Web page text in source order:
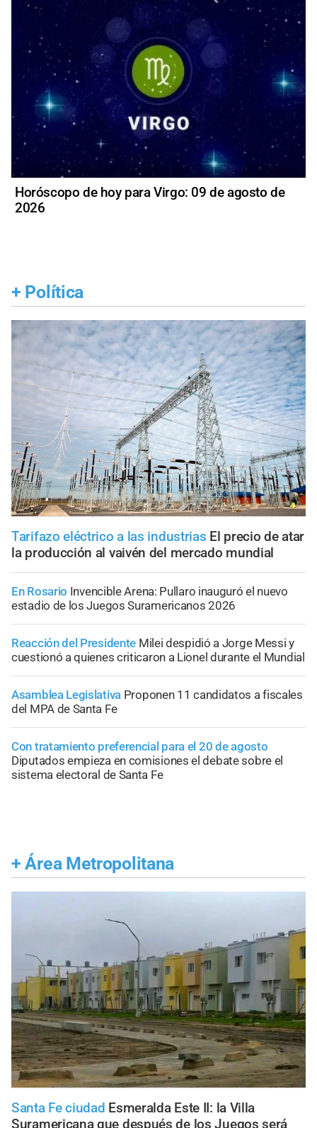
Horóscopo de hoy para Virgo: 09 de agosto de
2026
+ Política
Tarifazo eléctrico a las industrias El precio de atar
la producción al vaivén del mercado mundial
En Rosario Invencible Arena: Pullaro inauguró el nuevo
estadio de los Juegos Suramericanos 2026
Reacción del Presidente Milei despidió a Jorge Messi y
cuestionó a quienes criticaron a Lionel durante el Mundial
Asamblea Legislativa Proponen 11 candidatos a fiscales
del MPA de Santa Fe
Con tratamiento preferencial para el 20 de agosto
Diputados empieza en comisiones el debate sobre el
sistema electoral de Santa Fe
+ Área Metropolitana
Santa Fe ciudad Esmeralda Este II: la Villa
Suramericana que después de los Juegos será